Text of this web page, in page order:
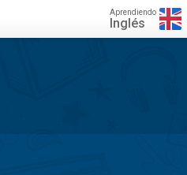
Aprendiendo
Inglés